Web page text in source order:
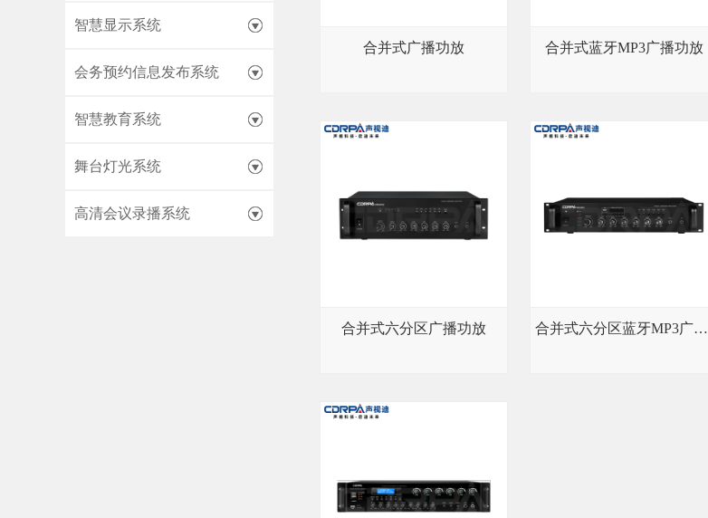
智慧显示系统
会务预约信息发布系统
智慧教育系统
舞台灯光系统
高清会议录播系统
合并式广播功放 合并式蓝牙MP3广播功放
合并式六分区广播功放 合并式六分区蓝牙MP3广播功放